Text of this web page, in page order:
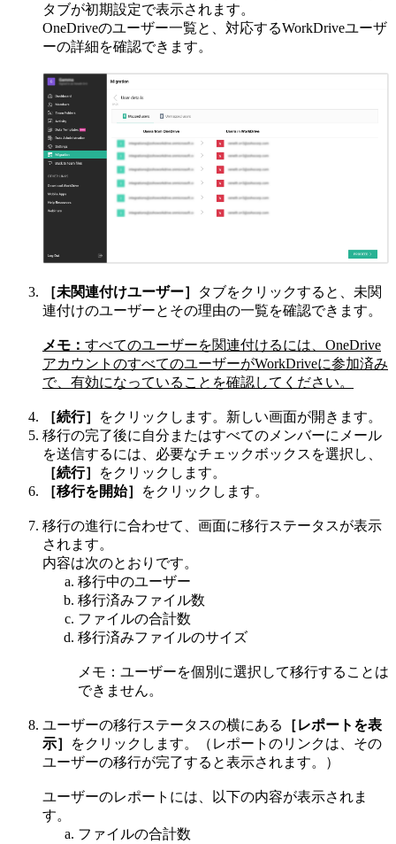
タブが初期設定で表示されます。
OneDriveのユーザー一覧と、対応するWorkDriveユーザ
ーの詳細を確認できます。
［未関連付けユーザー］
タブをクリックすると、未関
連付けのユーザーとその理由の一覧を確認できます。
メモ： すべてのユーザーを関連付けるには、OneDrive
アカウントのすべてのユーザーがWorkDriveに参加済み
で、有効になっていることを確認してください。
［続行］
をクリックします。新しい画面が開きます。
移行の完了後に自分またはすべてのメンバーにメール
を送信するには、必要なチェックボックスを選択し、
［続行］
をクリックします。
［移行を開始］
をクリックします。
移行の進行に合わせて、画面に移行ステータスが表示
されます。
内容は次のとおりです。
移行中のユーザー
移行済みファイル数
ファイルの合計数
移行済みファイルのサイズ
メモ：ユーザーを個別に選択して移行することは
できません。
ユーザーの移行ステータスの横にある
［レポートを表
示］
をクリックします。（レポートのリンクは、その
ユーザーの移行が完了すると表示されます。）
ユーザーのレポートには、以下の内容が表示されま
す。
ファイルの合計数